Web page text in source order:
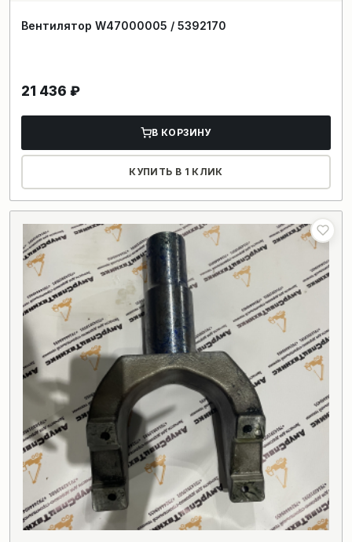
Вентилятор W47000005 / 5392170
21 436 ₽
В КОРЗИНУ
КУПИТЬ В 1 КЛИК